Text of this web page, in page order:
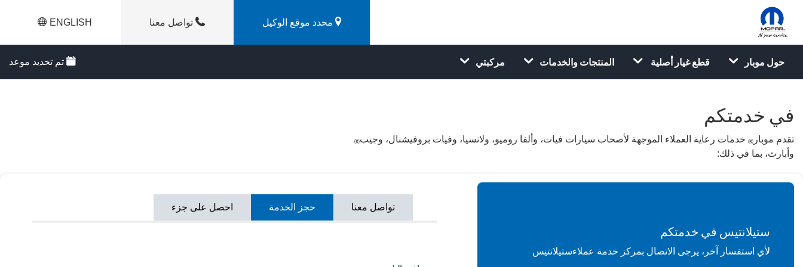
محدد موقع الوكيل​ تواصل معنا ENGLISH
حول موبار قطع غيار أصلية المنتجات والخدمات مركبتي تم تحديد موعد
في خدمتكم
تقدم موبار ® خدمات رعاية العملاء الموجهة لأصحاب سيارات فيات، وألفا روميو، ولانسيا، وفيات بروفيشنال، وجيب®
وأبارث، بما في ذلك:
ستيلانتيس في خدمتكم
لأي استفسار آخر، يرجى الاتصال بمركز خدمة عملاءستيلانتيس
تواصل معنا حجز الخدمة احصل على جزء